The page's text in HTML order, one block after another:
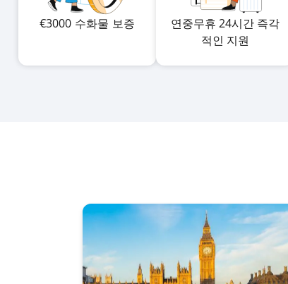
€3000 수화물 보증
연중무휴 24시간 즉각
적인 지원